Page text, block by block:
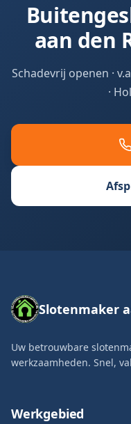
aan den
Schadevrij openen ·
·
Slotenmaker
Uw betrouwbare
werkzaamheden. Snel,
Werkgebied